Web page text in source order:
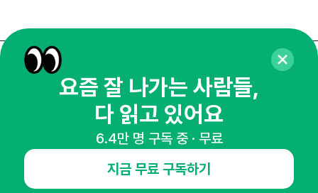
매주 화요일 아침,
마케팅 감각을 깨워 드릴게요!
65,043명의 마케터를 성장시키는 뉴스레터
요즘 잘 나가는 사람들,
다 읽고 있어요
6.4만 명 구독 중 · 무료
지금 무료 구독하기